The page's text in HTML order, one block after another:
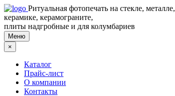
Ритуальная фотопечать на стекле, металле,
керамике, керамограните,
плиты надгробные и для колумбариев
Меню
×
Каталог
Прайс-лист
О компании
Контакты